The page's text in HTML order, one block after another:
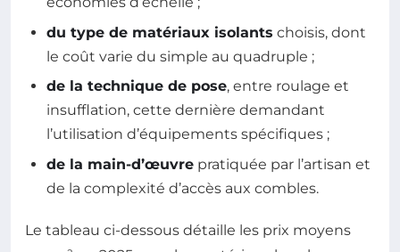
du type de matériaux isolants choisis, dont
le coût varie du simple au quadruple ;
de la technique de pose, entre roulage et
insufflation, cette dernière demandant
l’utilisation d’équipements spécifiques ;
de la main-d’œuvre pratiquée par l’artisan et
de la complexité d’accès aux combles.
Le tableau ci-dessous détaille les prix moyens